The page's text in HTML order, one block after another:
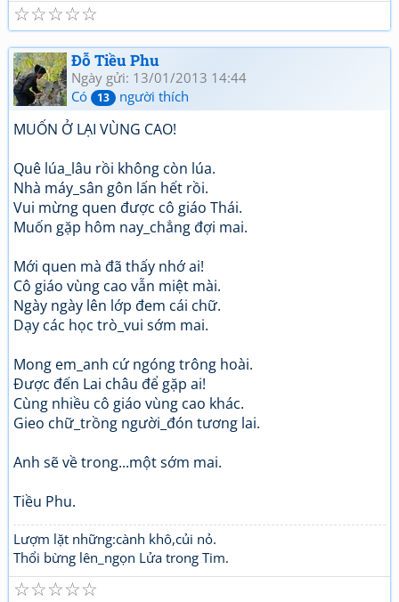
☆
☆
☆
☆
☆
Đỗ Tiều Phu
Ngày gửi: 13/01/2013 14:44
Có
13 người thích
MUỐN Ở LẠI VÙNG CAO!
Quê lúa_lâu rồi không còn lúa.
Nhà máy_sân gôn lấn hết rồi.
Vui mừng quen được cô giáo Thái.
Muốn gặp hôm nay_chẳng đợi mai.
Mới quen mà đã thấy nhớ ai!
Cô giáo vùng cao vẫn miệt mài.
Ngày ngày lên lớp đem cái chữ.
Dạy các học trò_vui sớm mai.
Mong em_anh cứ ngóng trông hoài.
Được đến Lai châu để gặp ai!
Cùng nhiều cô giáo vùng cao khác.
Gieo chữ_trồng người_đón tương lai.
Anh sẽ về trong...một sớm mai.
Tiều Phu.
Lượm lặt những:cành khô,củi nỏ.
Thổi bừng lên_ngọn Lửa trong Tim.
☆
☆
☆
☆
☆